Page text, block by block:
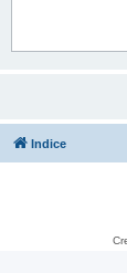
Indice